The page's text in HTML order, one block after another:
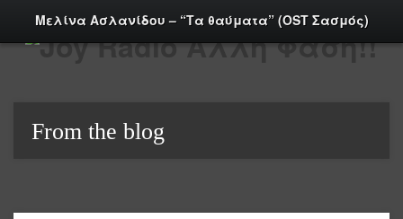
Μελίνα Ασλανίδου – “Τα θαύματα” (OST Σασμός)
From the blog